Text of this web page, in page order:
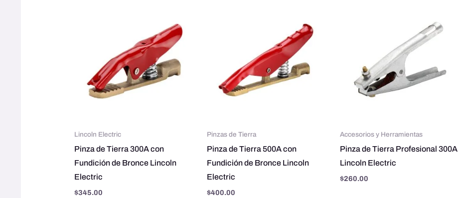
Lincoln Electric
Pinza de Tierra 300A con
Fundición de Bronce Lincoln
Electric
$345.00
Pinzas de Tierra
Pinza de Tierra 500A con
Fundición de Bronce Lincoln
Electric
$400.00
Accesorios y Herramientas
Pinza de Tierra Profesional 300A
Lincoln Electric
$260.00